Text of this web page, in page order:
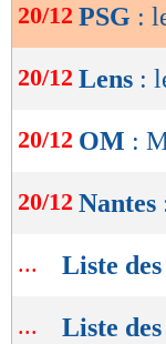
20/12 PSG :
20/12 Lens :
20/12 OM :
20/12 Nantes
... Liste
... Liste